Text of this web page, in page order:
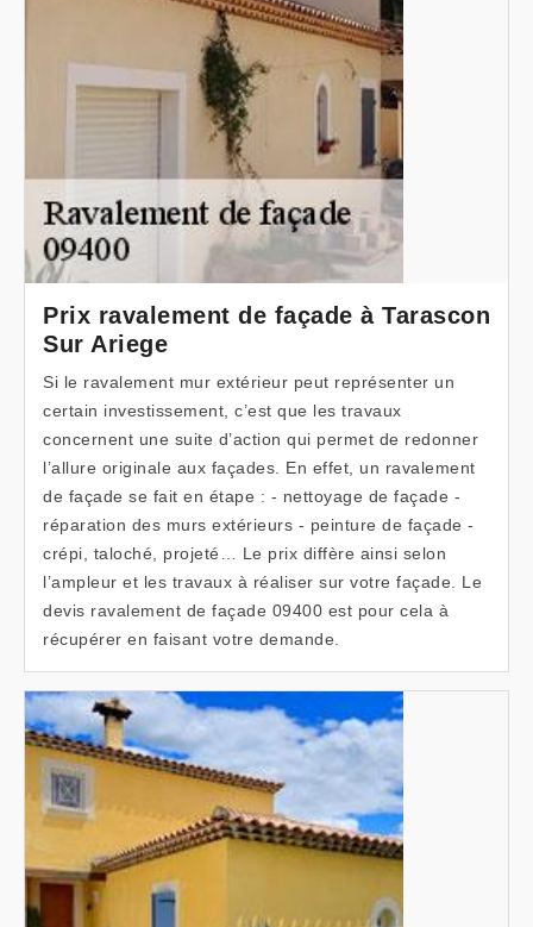
Prix ravalement de façade à Tarascon
Sur Ariege
Si le ravalement mur extérieur peut représenter un
certain investissement, c’est que les travaux
concernent une suite d’action qui permet de redonner
l’allure originale aux façades. En effet, un ravalement
de façade se fait en étape : - nettoyage de façade -
réparation des murs extérieurs - peinture de façade -
crépi, taloché, projeté… Le prix diffère ainsi selon
l’ampleur et les travaux à réaliser sur votre façade. Le
devis ravalement de façade 09400 est pour cela à
récupérer en faisant votre demande.